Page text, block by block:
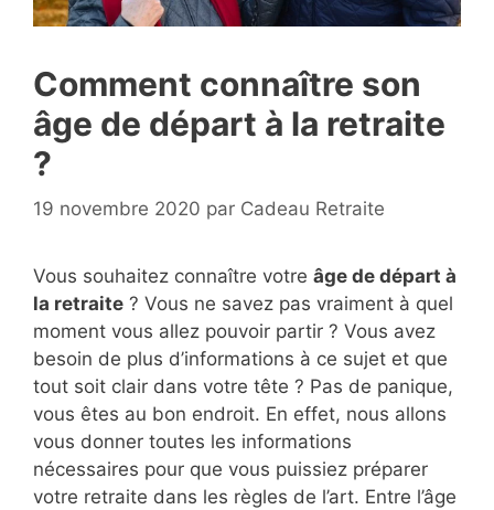
Comment connaître son
âge de départ à la retraite
?
19 novembre 2020 par Cadeau Retraite
Vous souhaitez connaître votre âge de départ à
la retraite ? Vous ne savez pas vraiment à quel
moment vous allez pouvoir partir ? Vous avez
besoin de plus d’informations à ce sujet et que
tout soit clair dans votre tête ? Pas de panique,
vous êtes au bon endroit. En effet, nous allons
vous donner toutes les informations
nécessaires pour que vous puissiez préparer
votre retraite dans les règles de l’art. Entre l’âge